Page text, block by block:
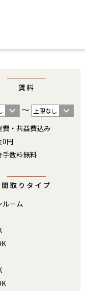
賃料
〜
費・共益費込み
0円
手数料無料
間取りタイプ
ルーム